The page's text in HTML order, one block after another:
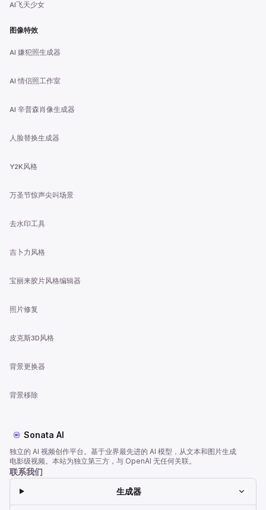
AI飞天少女
图像特效
AI 嫌犯照生成器
AI 情侣照工作室
AI 辛普森肖像生成器
人脸替换生成器
Y2K风格
万圣节惊声尖叫场景
去水印工具
吉卜力风格
宝丽来胶片风格编辑器
照片修复
皮克斯3D风格
背景更换器
背景移除
Sonata AI
独立的 AI 视频创作平台。基于业界最先进的 AI 模型，从文本和图片生成
电影级视频。本站为独立第三方，与 OpenAI 无任何关联。
联系我们
生成器